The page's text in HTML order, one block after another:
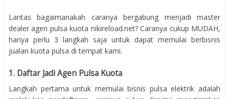
Lantas bagaimanakah caranya bergabung menjadi master
dealer agen pulsa kuota nikireload.net? Caranya cukup MUDAH,
hanya perlu 3 langkah saja untuk dapat memulai berbisnis
jualan kuota pulsa di tempat kami.
1. Daftar Jadi Agen Pulsa Kuota
Langkah pertama untuk memulai bisnis pulsa elektrik adalah